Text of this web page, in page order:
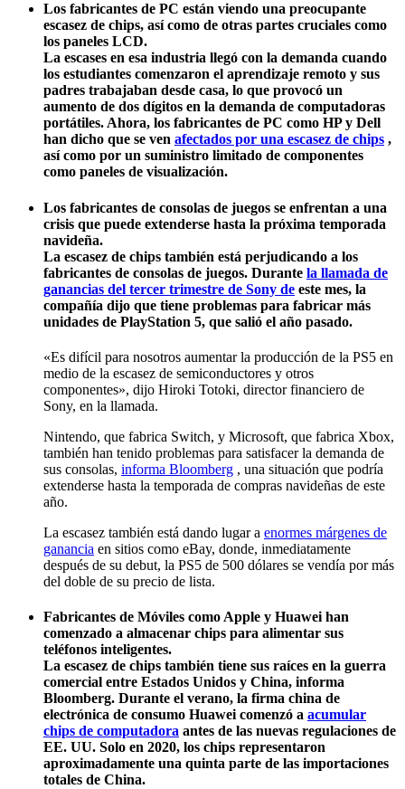
Los fabricantes de PC están viendo una preocupante
escasez de chips, así como de otras partes cruciales como
los paneles LCD.
La escases en esa industria llegó con la demanda cuando
los estudiantes comenzaron el aprendizaje remoto y sus
padres trabajaban desde casa, lo que provocó un
aumento de dos dígitos en la demanda de computadoras
portátiles. Ahora, los fabricantes de PC como HP y Dell
han dicho que se ven afectados por una escasez de chips ,
así como por un suministro limitado de componentes
como paneles de visualización.
Los fabricantes de consolas de juegos se enfrentan a una
crisis que puede extenderse hasta la próxima temporada
navideña.
La escasez de chips también está perjudicando a los
fabricantes de consolas de juegos. Durante la llamada de
ganancias del tercer trimestre de Sony de este mes, la
compañía dijo que tiene problemas para fabricar más
unidades de PlayStation 5, que salió el año pasado.
«Es difícil para nosotros aumentar la producción de la PS5 en
medio de la escasez de semiconductores y otros
componentes», dijo Hiroki Totoki, director financiero de
Sony, en la llamada.
Nintendo, que fabrica Switch, y Microsoft, que fabrica Xbox,
también han tenido problemas para satisfacer la demanda de
sus consolas, informa Bloomberg , una situación que podría
extenderse hasta la temporada de compras navideñas de este
año.
La escasez también está dando lugar a enormes márgenes de
ganancia en sitios como eBay, donde, inmediatamente
después de su debut, la PS5 de 500 dólares se vendía por más
del doble de su precio de lista.
Fabricantes de Móviles como Apple y Huawei han
comenzado a almacenar chips para alimentar sus
teléfonos inteligentes.
La escasez de chips también tiene sus raíces en la guerra
comercial entre Estados Unidos y China, informa
Bloomberg. Durante el verano, la firma china de
electrónica de consumo Huawei comenzó a acumular
chips de computadora antes de las nuevas regulaciones de
EE. UU. Solo en 2020, los chips representaron
aproximadamente una quinta parte de las importaciones
totales de China.